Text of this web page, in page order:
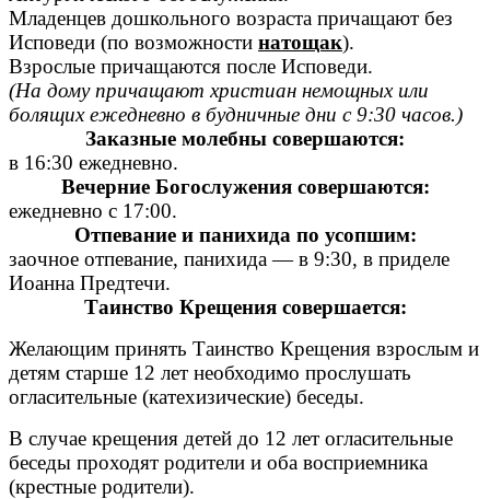
Младенцев дошкольного возраста причащают без
Исповеди (по возможности натощак).
Взрослые причащаются после Исповеди.
(На дому причащают христиан немощных или
болящих ежедневно в будничные дни с 9:30 часов.)
Заказные молебны совершаются:
в 16:30 ежедневно.
Вечерние Богослужения совершаются:
ежедневно с 17:00.
Отпевание и панихида по усопшим:
заочное отпевание, панихида — в 9:30, в приделе
Иоанна Предтечи.
Таинство Крещения совершается:
Желающим принять Таинство Крещения взрослым и
детям старше 12 лет необходимо прослушать
огласительные (катехизические) беседы.
В случае крещения детей до 12 лет огласительные
беседы проходят родители и оба восприемника
(крестные родители).